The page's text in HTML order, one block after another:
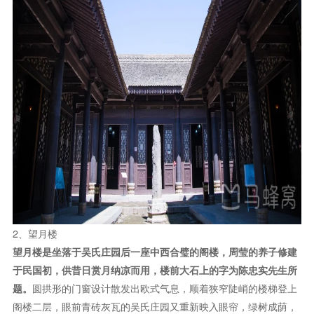
2、望月楼
望月楼是坐落于吴氏庄园后一座中西合璧的阁楼，周莹的养子修建
于民国初，供昔日赏月纳凉而用，楼前大石上的字为陈忠实先生所
题。 圆拱形的门窗设计散发出欧式气息，顺着狭窄陡峭的楼梯登上
阁楼二层，眼前青砖灰瓦的吴氏庄园又重新映入眼帘，绿树成荫，